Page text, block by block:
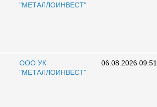
"МЕТАЛЛОИНВЕСТ"
ООО УК
"МЕТАЛЛОИНВЕСТ"
06.08.2026 09:51